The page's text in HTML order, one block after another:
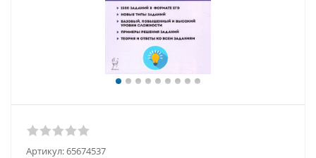
Артикул:65674537